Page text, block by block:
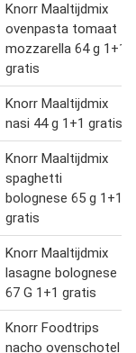
Knorr Maaltijdmix
ovenpasta tomaat
mozzarella 64 g 1+1
gratis
Knorr Maaltijdmix
nasi 44 g 1+1 gratis
Knorr Maaltijdmix
spaghetti
bolognese 65 g 1+1
gratis
Knorr Maaltijdmix
lasagne bolognese
67 G 1+1 gratis
Knorr Foodtrips
nacho ovenschotel